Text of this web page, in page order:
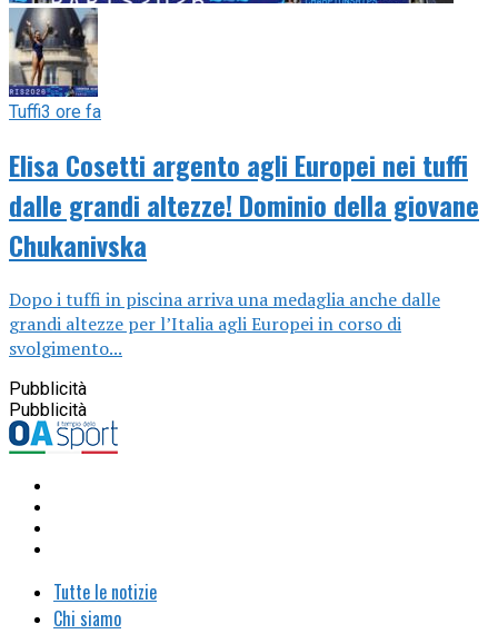
Tuffi3 ore fa
Elisa Cosetti argento agli Europei nei tuffi
dalle grandi altezze! Dominio della giovane
Chukanivska
Dopo i tuffi in piscina arriva una medaglia anche dalle
grandi altezze per l’Italia agli Europei in corso di
svolgimento...
Pubblicità
Pubblicità
Tutte le notizie
Chi siamo